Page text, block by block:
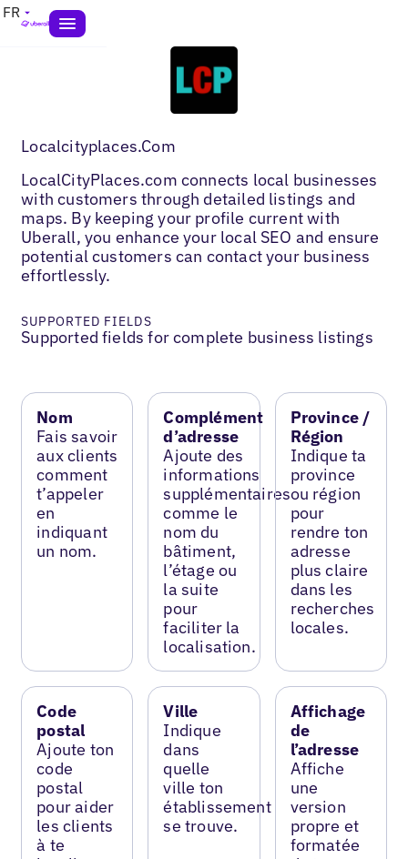
FR
Localcityplaces.Com
LocalCityPlaces.com connects local businesses
with customers through detailed listings and
maps. By keeping your profile current with
Uberall, you enhance your local SEO and ensure
potential customers can contact your business
effortlessly.
SUPPORTED FIELDS
Supported fields for complete business listings
Nom
Fais savoir
aux clients
comment
t’appeler
en
indiquant
un nom.
Complément
d’adresse
Ajoute des
informations
supplémentaires
comme le
nom du
bâtiment,
l’étage ou
la suite
pour
faciliter la
localisation.
Province /
Région
Indique ta
province
ou région
pour
rendre ton
adresse
plus claire
dans les
recherches
locales.
Code
postal
Ajoute ton
code
postal
pour aider
les clients
à te
Ville
Indique
dans
quelle
ville ton
établissement
se trouve.
Affichage
de
l’adresse
Affiche
une
version
propre et
formatée